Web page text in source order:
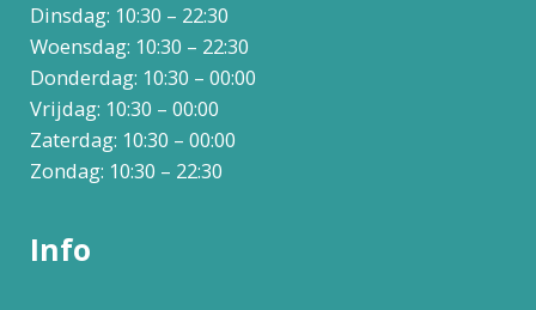
Dinsdag: 10:30 – 22:30
Woensdag: 10:30 – 22:30
Donderdag: 10:30 – 00:00
Vrijdag: 10:30 – 00:00
Zaterdag: 10:30 – 00:00
Zondag: 10:30 – 22:30
Info